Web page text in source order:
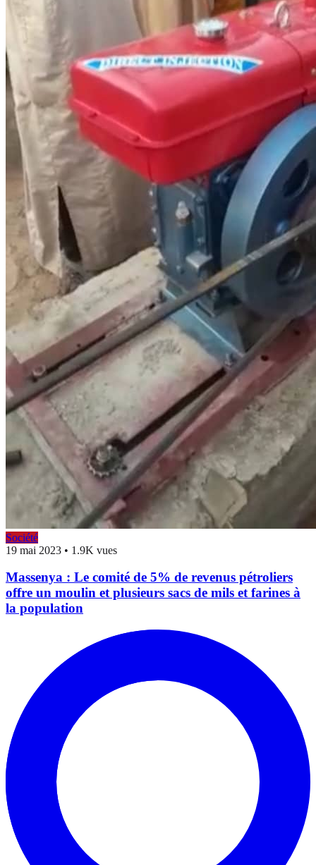
Société
19 mai 2023 • 1.9K vues
Massenya : Le comité de 5% de revenus pétroliers
offre un moulin et plusieurs sacs de mils et farines à
la population